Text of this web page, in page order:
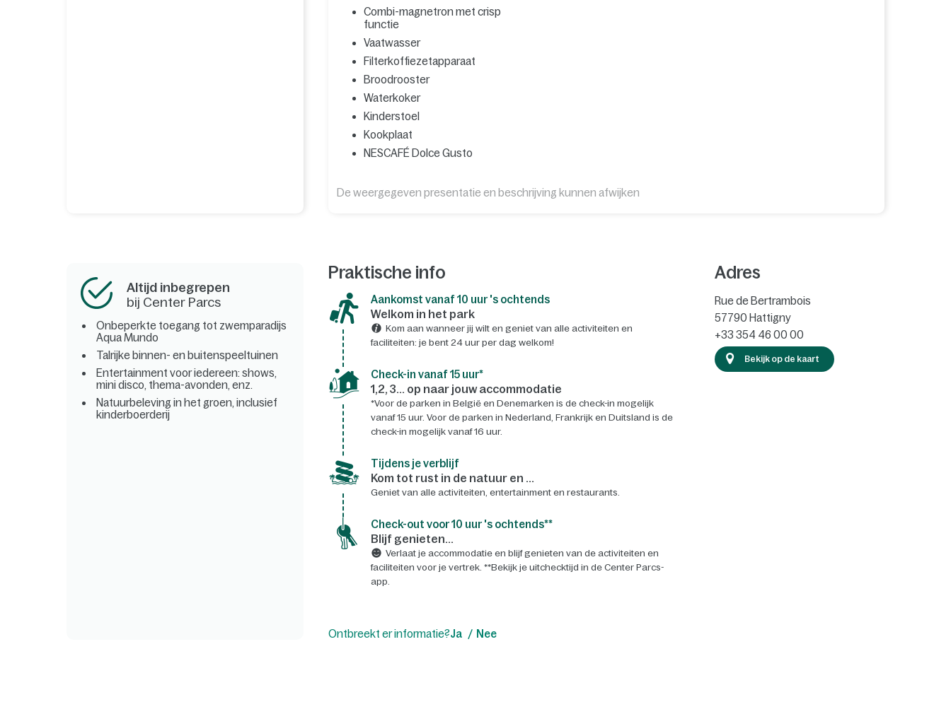
Combi-magnetron met crisp
functie
Vaatwasser
Filterkoffiezetapparaat
Broodrooster
Waterkoker
Kinderstoel
Kookplaat
NESCAFÉ Dolce Gusto
De weergegeven presentatie en beschrijving kunnen afwijken
Altijd inbegrepen
bij Center Parcs
Onbeperkte toegang tot zwemparadijs
Aqua Mundo
Talrijke binnen- en buitenspeeltuinen
Entertainment voor iedereen: shows,
mini disco, thema-avonden, enz.
Natuurbeleving in het groen, inclusief
kinderboerderij
Praktische info
Aankomst vanaf 10 uur 's ochtends
Welkom in het park
Kom aan wanneer jij wilt en geniet van alle activiteiten en
faciliteiten: je bent 24 uur per dag welkom!
Check-in vanaf 15 uur*
1,2, 3... op naar jouw accommodatie
*Voor de parken in België en Denemarken is de check-in mogelijk
vanaf 15 uur. Voor de parken in Nederland, Frankrijk en Duitsland is de
check-in mogelijk vanaf 16 uur.
Tijdens je verblijf
Kom tot rust in de natuur en ...
Geniet van alle activiteiten, entertainment en restaurants.
Check-out voor 10 uur 's ochtends**
Blijf genieten...
Verlaat je accommodatie en blijf genieten van de activiteiten en
faciliteiten voor je vertrek. **Bekijk je uitchecktijd in de Center Parcs-
app.
Adres
Rue de Bertrambois
57790 Hattigny
+33 354 46 00 00
Bekijk op de kaart
Ontbreekt er informatie?Ja Nee